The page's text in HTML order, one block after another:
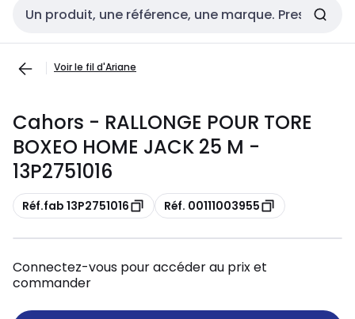
Entrée de recherche
Voir le fil d'Ariane
Cahors - RALLONGE POUR TORE
BOXEO HOME JACK 25 M -
13P2751016
Copie
Réf.fab 13P2751016 Copie
Réf. 00111003955
Connectez-vous pour accéder au prix et
commander